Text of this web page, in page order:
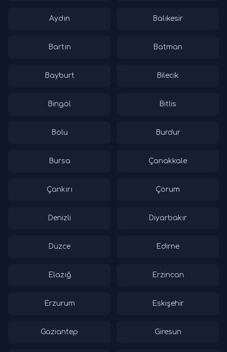
Aydın Balıkesir
Bartın Batman
Bayburt Bilecik
Bingöl Bitlis
Bolu Burdur
Bursa Çanakkale
Çankırı Çorum
Denizli Diyarbakır
Düzce Edirne
Elazığ Erzincan
Erzurum Eskişehir
Gaziantep Giresun